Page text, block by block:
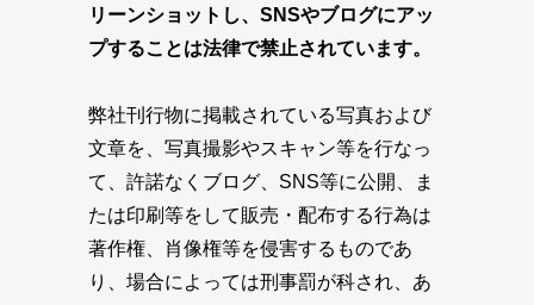
リーンショットし、SNSやブログにアッ
プすることは法律で禁止されています。
弊社刊行物に掲載されている写真および
文章を、写真撮影やスキャン等を行なっ
て、許諾なくブログ、SNS等に公開、ま
たは印刷等をして販売・配布する行為は
著作権、肖像権等を侵害するものであ
り、場合によっては刑事罰が科され、あ